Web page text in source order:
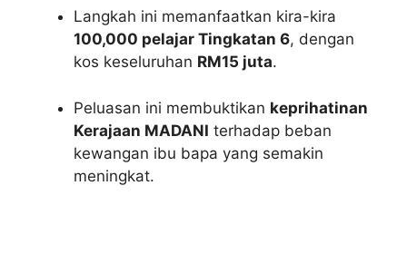
Langkah ini memanfaatkan kira-kira
100,000 pelajar Tingkatan 6, dengan
kos keseluruhan RM15 juta.
Peluasan ini membuktikan keprihatinan
Kerajaan MADANI terhadap beban
kewangan ibu bapa yang semakin
meningkat.